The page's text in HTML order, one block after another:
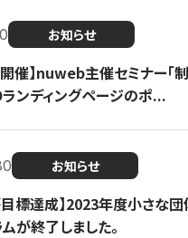
お知らせ
開催】nuweb主催セミナー「
ランディングページのポ...
お知らせ
目標達成】2023年度小さな
が終了しました。